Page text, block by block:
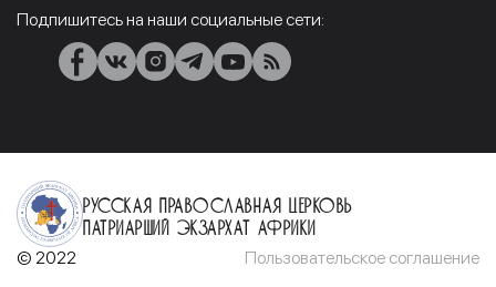
Подпишитесь на наши социальные сети:
Русская Православная Церковь
Патриарший Экзархат Африки
© 2022 Пользовательское соглашение